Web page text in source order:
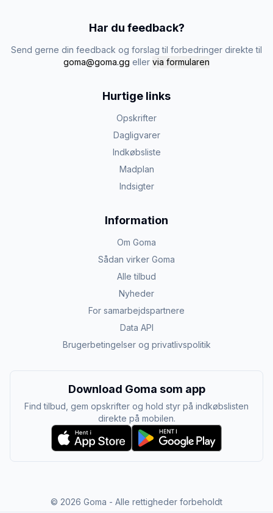
Har du feedback?
Send gerne din feedback og forslag til forbedringer direkte til
goma@goma.gg eller via formularen
Hurtige links
Opskrifter
Dagligvarer
Indkøbsliste
Madplan
Indsigter
Information
Om Goma
Sådan virker Goma
Alle tilbud
Nyheder
For samarbejdspartnere
Data API
Brugerbetingelser og privatlivspolitik
Download Goma som app
Find tilbud, gem opskrifter og hold styr på indkøbslisten
direkte på mobilen.
© 2026 Goma - Alle rettigheder forbeholdt